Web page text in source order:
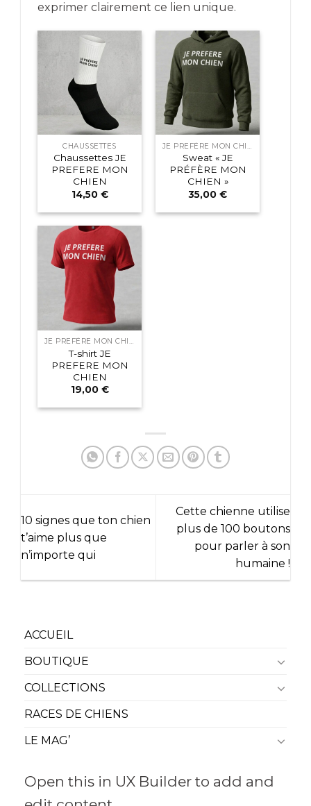
exprimer clairement ce lien unique.
CHAUSSETTES
Chaussettes JE
PREFERE MON
CHIEN
14,50 €
JE PREFÈRE MON CHIEN
Sweat « JE
PRÉFÈRE MON
CHIEN »
35,00 €
JE PREFÈRE MON CHIEN
T-shirt JE
PREFERE MON
CHIEN
19,00 €
10 signes que ton chien
t’aime plus que
n’importe qui
Cette chienne utilise
plus de 100 boutons
pour parler à son
humaine !
ACCUEIL
BOUTIQUE
COLLECTIONS
RACES DE CHIENS
LE MAG’
Open this in UX Builder to add and